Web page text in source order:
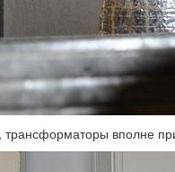
трансформаторы вполне